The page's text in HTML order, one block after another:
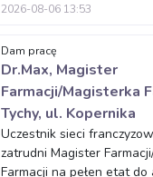
2026-08-06 13:53
Dam pracę
Dr.Max, Magister
Farmacji/Magisterka
Tychy, ul. Kopernika
Uczestnik sieci
zatrudni Magister
Farmacji na pełen etat do